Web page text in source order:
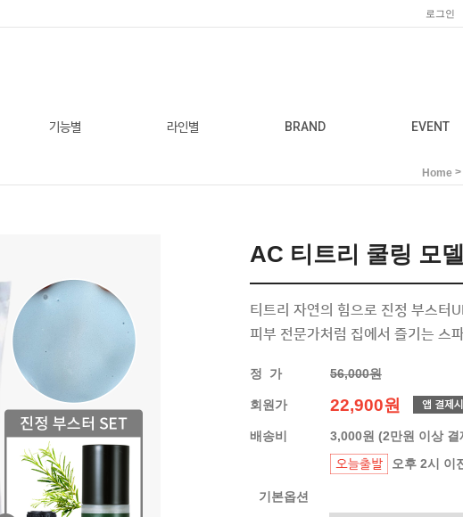
로그인
기능별 라인별 BRAND EVENT
Home >
AC 티트리 쿨링 모
티트리 자연의 힘으로 진정 부스터
피부 전문가처럼 집에서 즐기는 스
정 가 56,000원
회원가 22,900원
배송비 3,000원 (2만원 이상 결
오후 2시 이
기본옵션